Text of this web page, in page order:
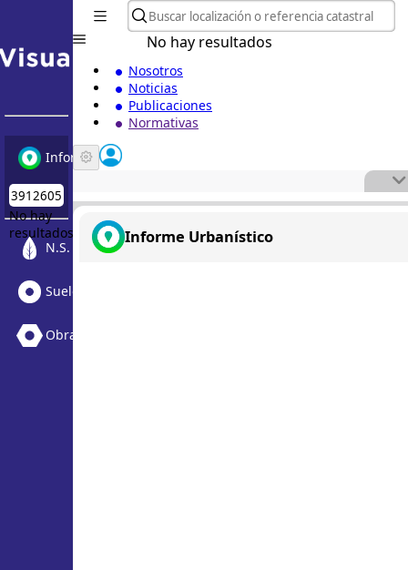
Informe Urbanístico
No hay
resultados
N.S. Medioambiental
Suelo Vacante + Obras
Obras
No hay resultados
Nosotros
Noticias
Publicaciones
Normativas
Informe Urbanístico